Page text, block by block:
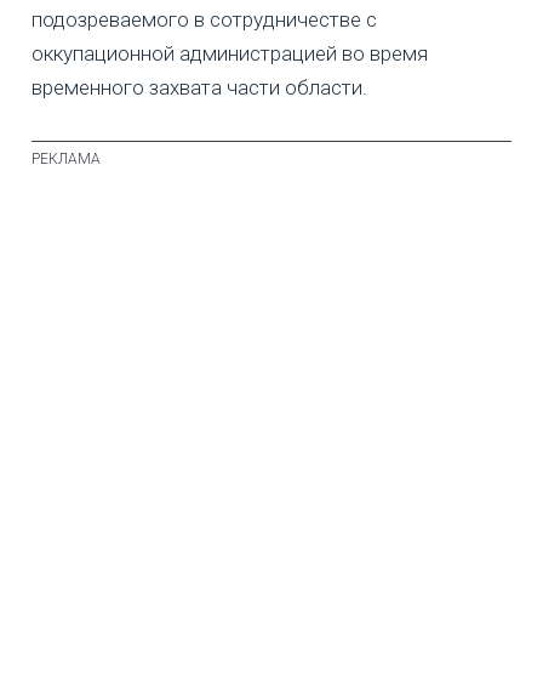
подозреваемого в сотрудничестве с
оккупационной администрацией во время
временного захвата части области.